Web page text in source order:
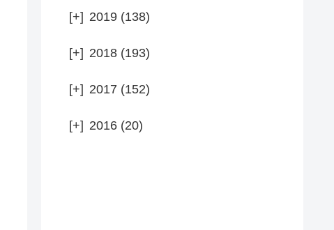
[+] 2019 (138)
[+] 2018 (193)
[+] 2017 (152)
[+] 2016 (20)